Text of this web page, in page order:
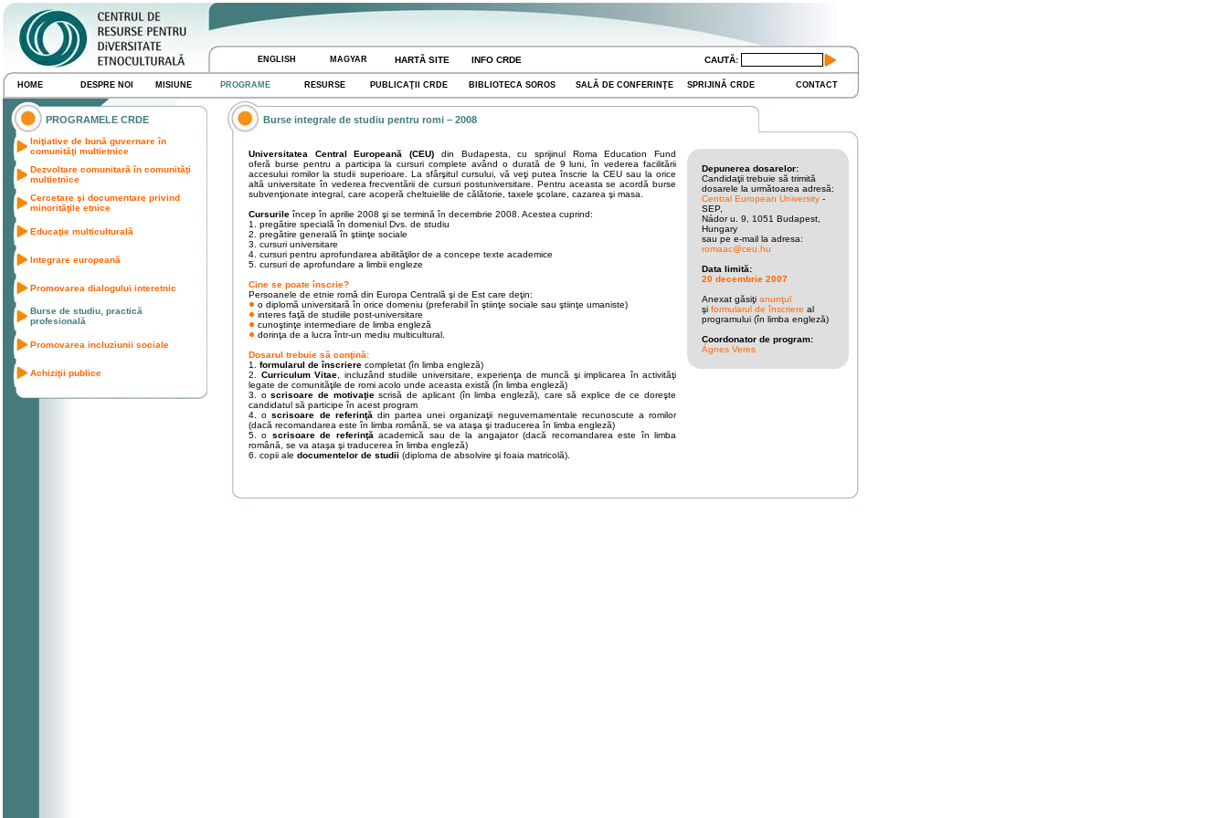
ENGLISH MAGYAR HARTĂ SITE INFO CRDE CAUTĂ:
HOME DESPRE NOI MISIUNE PROGRAME RESURSE PUBLICAŢII CRDE BIBLIOTECA SOROS SALĂ DE CONFERINŢE SPRIJINĂ CRDE CONTACT
PROGRAMELE CRDE
Iniţiative de bună guvernare în
comunităţi multietnice
Dezvoltare comunitară în comunităţi
multietnice
Cercetare şi documentare privind
minorităţile etnice
Educaţie multiculturală
Integrare europeană
Promovarea dialogului interetnic
Burse de studiu, practică
profesională
Promovarea incluziunii sociale
Achiziţii publice
Burse integrale de studiu pentru romi – 2008
Universitatea Central Europeană (CEU) din Budapesta, cu sprijinul Roma Education Fund
oferă burse pentru a participa la cursuri complete având o durată de 9 luni, în vederea facilitării
accesului romilor la studii superioare. La sfârşitul cursului, vă veţi putea înscrie la CEU sau la orice
altă universitate în vederea frecventării de cursuri postuniversitare. Pentru aceasta se acordă burse
subvenţionate integral, care acoperă cheltuielile de călătorie, taxele şcolare, cazarea şi masa.
Cursurile încep în aprilie 2008 şi se termină în decembrie 2008. Acestea cuprind:
1. pregătire specială în domeniul Dvs. de studiu
2. pregătire generală în ştiinţe sociale
3. cursuri universitare
4. cursuri pentru aprofundarea abilităţilor de a concepe texte academice
5. cursuri de aprofundare a limbii engleze
Cine se poate înscrie?
Persoanele de etnie romă din Europa Centrală şi de Est care deţin:
o diplomă universitară în orice domeniu (preferabil în ştiinţe sociale sau ştiinţe umaniste)
interes faţă de studiile post-universitare
cunoştinţe intermediare de limba engleză
dorinţa de a lucra într-un mediu multicultural.
Dosarul trebuie să conţină:
1. formularul de înscriere completat (în limba engleză)
2. Curriculum Vitae , incluzând studiile universitare, experienţa de muncă şi implicarea în activităţi
legate de comunităţile de romi acolo unde aceasta există (în limba engleză)
3. oscrisoare de motivaţiescrisă de aplicant (în limba engleză), care să explice de ce doreşte
candidatul să participe în acest program
4. oscrisoare de referinţă din partea unei organizaţii neguvernamentale recunoscute a romilor
(dacă recomandarea este în limba română, se va ataşa şi traducerea în limba engleză)
5. o scrisoare de referinţăacademică sau de la angajator (dacă recomandarea este în limba
română, se va ataşa şi traducerea în limba engleză)
6. copii ale documentelor de studii (diploma de absolvire şi foaia matricolă).
Depunerea dosarelor:
Candidaţii trebuie să trimită
dosarele la următoarea adresă:
Central European University -
SEP,
Nádor u. 9, 1051 Budapest,
Hungary
sau pe e-mail la adresa:
romaac@ceu.hu
Data limită:
20 decembrie 2007
Anexat găsiţi anunţul
şi formularul de înscriere al
programului (în limba engleză)
Coordonator de program:
Ágnes Veres